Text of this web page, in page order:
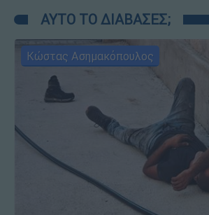
ΑΥΤΟ ΤΟ ΔΙΑΒΑΣΕΣ;
Κώστας Ασημακόπουλος